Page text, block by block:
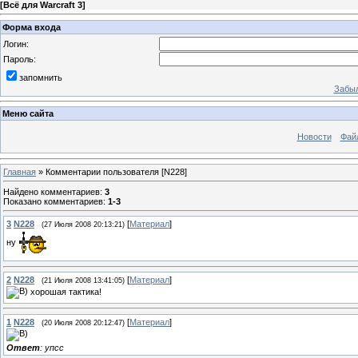
[Всё для Warcraft 3]
Форма входа
Логин:
Пароль:
запомнить
Меню сайта
Новости
Главная » Комментарии пользователя [N228]
Найдено комментариев: 3
Показано комментариев: 1-3
3 N228 (27 Июля 2008 20:13:21) [Материал]
ну
2 N228 (21 Июля 2008 13:41:05) [Материал]
хорошая тактика!
1 N228 (20 Июля 2008 20:12:47) [Материал]
Ответ: упсс